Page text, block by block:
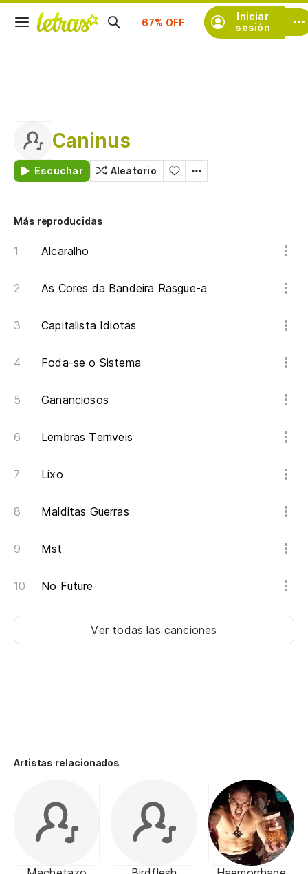
Iniciar
sesión
Suscríbete
Caninus
Escuchar Aleatorio
Más reproducidas
Alcaralho
As Cores da Bandeira Rasgue-a
Capitalista Idiotas
Foda-se o Sistema
Gananciosos
Lembras Terriveis
Lixo
Malditas Guerras
Mst
No Future
Ver todas las canciones
Artistas relacionados